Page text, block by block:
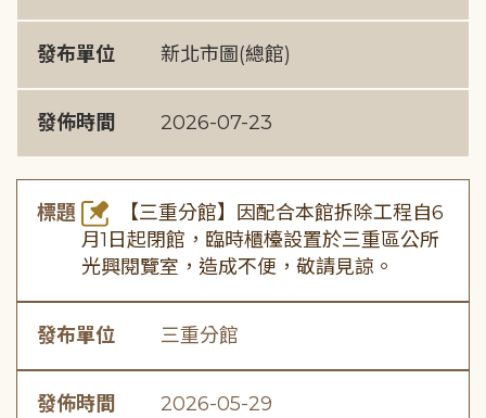
發布單位 新北市圖(總館)
發佈時間 2026-07-23
標題
【三重分館】因配合本館拆除工程自6
月1日起閉館，臨時櫃檯設置於三重區公所
光興閱覽室，造成不便，敬請見諒。
發布單位 三重分館
發佈時間 2026-05-29